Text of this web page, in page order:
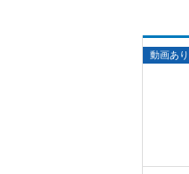
動画あり